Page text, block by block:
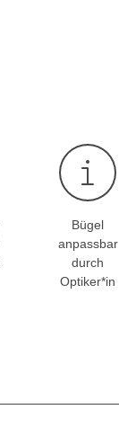
Bügel
anpassbar
durch
Optiker*in